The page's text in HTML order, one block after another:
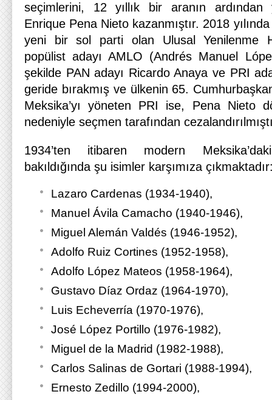
seçimlerini, 12 yıllık bir aranın ardından
Enrique Pena Nieto kazanmıştır. 2018
yeni bir sol parti olan Ulusal Yenilenme
popülist adayı AMLO (Andrés Manuel
şekilde PAN adayı Ricardo Anaya ve PRI
geride bırakmış ve ülkenin 65.
Meksika’yı yöneten PRI ise, Pena Nieto
nedeniyle seçmen tarafından
1934’ten itibaren modern
bakıldığında şu isimler karşımıza
Lazaro Cardenas (1934-1940),
Manuel Ávila Camacho (1940-1946),
Miguel Alemán Valdés (1946-1952),
Adolfo Ruiz Cortines (1952-1958),
Adolfo López Mateos (1958-1964),
Gustavo Díaz Ordaz (1964-1970),
Luis Echeverría (1970-1976),
José López Portillo (1976-1982),
Miguel de la Madrid (1982-1988),
Carlos Salinas de Gortari (1988-1994),
Ernesto Zedillo (1994-2000),